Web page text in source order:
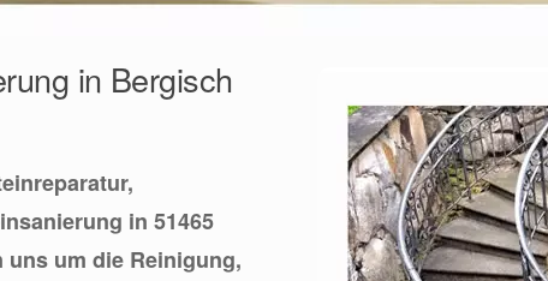
in Bergisch
in 51465
um die Reinigung,